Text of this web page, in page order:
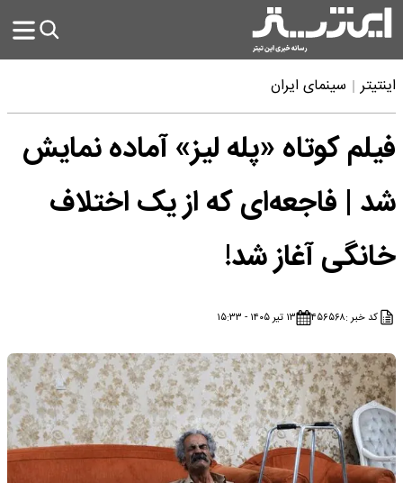
اینتیتر سینمای ایران
فیلم کوتاه «پله لیز» آماده نمایش
شد | فاجعه‌ای که از یک اختلاف
خانگی آغاز شد!
کد خبر :۴۵۶۵۶۸ ۱۳ تیر ۱۴۰۵ - ۱۵:۳۳